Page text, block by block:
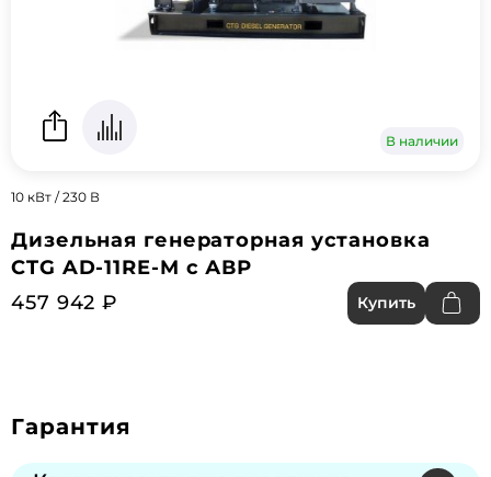
В наличии
10 кВт / 230 В
Дизельная генераторная установка
CTG AD-11RE-M с АВР
457 942 ₽
Купить
Гарантия